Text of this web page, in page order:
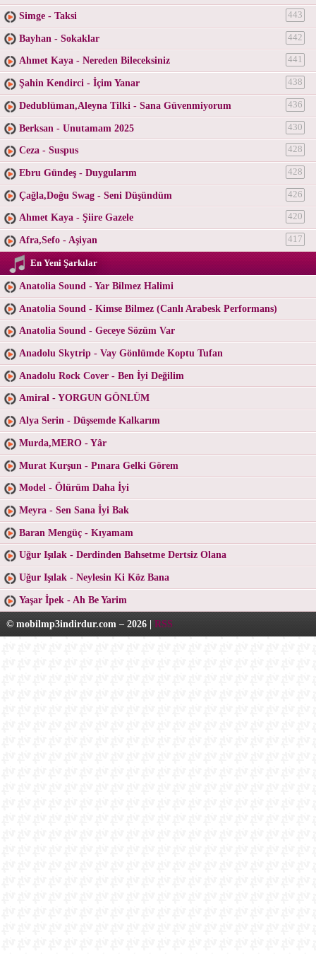
Simge - Taksi 443
Bayhan - Sokaklar 442
Ahmet Kaya - Nereden Bileceksiniz 441
Şahin Kendirci - İçim Yanar 438
Dedublüman,Aleyna Tilki - Sana Güvenmiyorum 436
Berksan - Unutamam 2025 430
Ceza - Suspus 428
Ebru Gündeş - Duygularım 428
Çağla,Doğu Swag - Seni Düşündüm 426
Ahmet Kaya - Şiire Gazele 420
Afra,Sefo - Aşiyan 417
En Yeni Şarkılar
Anatolia Sound - Yar Bilmez Halimi
Anatolia Sound - Kimse Bilmez (Canlı Arabesk Performans)
Anatolia Sound - Geceye Sözüm Var
Anadolu Skytrip - Vay Gönlümde Koptu Tufan
Anadolu Rock Cover - Ben İyi Değilim
Amiral - YORGUN GÖNLÜM
Alya Serin - Düşsemde Kalkarım
Murda,MERO - Yâr
Murat Kurşun - Pınara Gelki Görem
Model - Ölürüm Daha İyi
Meyra - Sen Sana İyi Bak
Baran Mengüç - Kıyamam
Uğur Işılak - Derdinden Bahsetme Dertsiz Olana
Uğur Işılak - Neylesin Ki Köz Bana
Yaşar İpek - Ah Be Yarim
© mobilmp3indirdur.com – 2026 | RSS